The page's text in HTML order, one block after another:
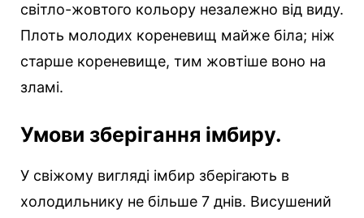
світло-жовтого кольору незалежно від виду.
Плоть молодих кореневищ майже біла; ніж
старше кореневище, тим жовтіше воно на
зламі.
Умови зберігання імбиру.
У свіжому вигляді імбир зберігають в
холодильнику не більше 7 днів. Висушений